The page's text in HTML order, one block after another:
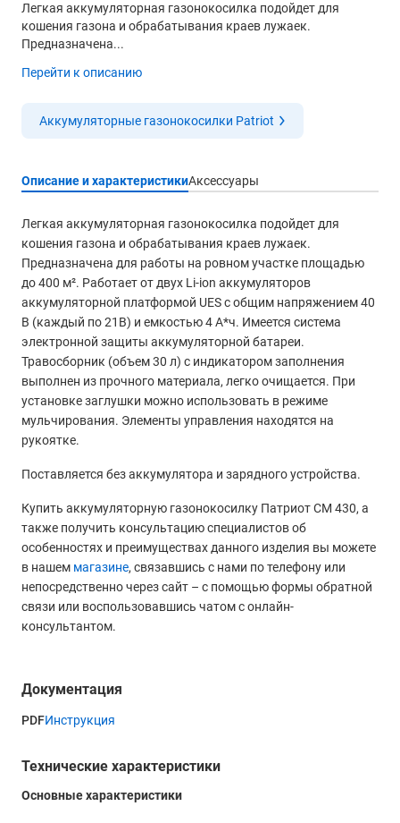
Легкая аккумуляторная газонокосилка подойдет для
кошения газона и обрабатывания краев лужаек.
Предназначена...
Перейти к описанию
Аккумуляторные газонокосилки Patriot
Описание и характеристикиАксессуары
Легкая аккумуляторная газонокосилка подойдет для
кошения газона и обрабатывания краев лужаек.
Предназначена для работы на ровном участке площадью
до 400 м². Работает от двух Li-ion аккумуляторов
аккумуляторной платформой UES с общим напряжением 40
В (каждый по 21В) и емкостью 4 А*ч. Имеется система
электронной защиты аккумуляторной батареи.
Травосборник (объем 30 л) с индикатором заполнения
выполнен из прочного материала, легко очищается. При
установке заглушки можно использовать в режиме
мульчирования. Элементы управления находятся на
рукоятке.
Поставляется без аккумулятора и зарядного устройства.
Купить аккумуляторную газонокосилку Патриот CM 430, а
также получить консультацию специалистов об
особенностях и преимуществах данного изделия вы можете
в нашем магазине, связавшись с нами по телефону или
непосредственно через сайт – с помощью формы обратной
связи или воспользовавшись чатом с онлайн-
консультантом.
Документация
PDFИнструкция
Технические характеристики
Основные характеристики